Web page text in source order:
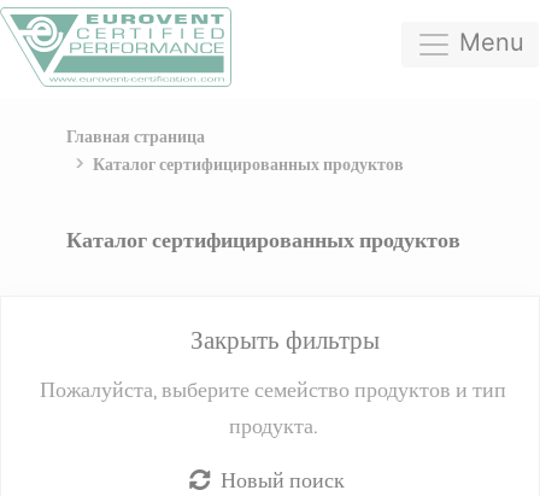
Menu
Главная страница
Каталог сертифицированных продуктов
Каталог сертифицированных продуктов
Закрыть фильтры
Пожалуйста, выберите семейство продуктов и тип
продукта.
Новый поиск